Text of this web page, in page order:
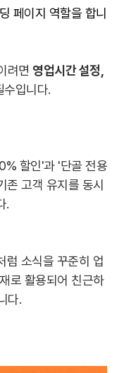
페이지 역할을 합니
려면 영업시간 설정,
수입니다.
할인'과 '단골 전용
존 고객 유지를 동시
.
럼 소식을 꾸준히 업
로 활용되어 친근하
다.